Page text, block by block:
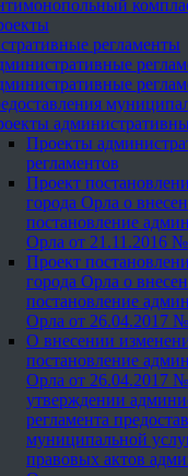
регламенты
Проекты
регламентов
Проект
города Орла о
постановление
Орла от 21.11.2016
Проект
города Орла о
постановление
Орла от 26.04.2017
О внесении
постановление
Орла от 26.04.2017
утверждении
регламента
муниципальной
правовых актов